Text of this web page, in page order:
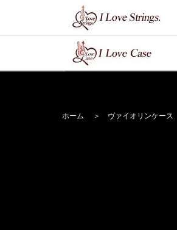
ホーム ＞ ヴァイオリンケース